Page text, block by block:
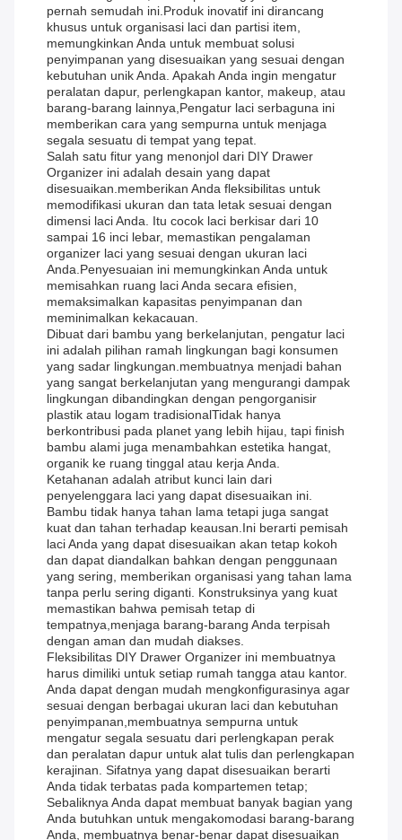
pernah semudah ini.Produk inovatif ini dirancang
khusus untuk organisasi laci dan partisi item,
memungkinkan Anda untuk membuat solusi
penyimpanan yang disesuaikan yang sesuai dengan
kebutuhan unik Anda. Apakah Anda ingin mengatur
peralatan dapur, perlengkapan kantor, makeup, atau
barang-barang lainnya,Pengatur laci serbaguna ini
memberikan cara yang sempurna untuk menjaga
segala sesuatu di tempat yang tepat.
Salah satu fitur yang menonjol dari DIY Drawer
Organizer ini adalah desain yang dapat
disesuaikan.memberikan Anda fleksibilitas untuk
memodifikasi ukuran dan tata letak sesuai dengan
dimensi laci Anda. Itu cocok laci berkisar dari 10
sampai 16 inci lebar, memastikan pengalaman
organizer laci yang sesuai dengan ukuran laci
Anda.Penyesuaian ini memungkinkan Anda untuk
memisahkan ruang laci Anda secara efisien,
memaksimalkan kapasitas penyimpanan dan
meminimalkan kekacauan.
Dibuat dari bambu yang berkelanjutan, pengatur laci
ini adalah pilihan ramah lingkungan bagi konsumen
yang sadar lingkungan.membuatnya menjadi bahan
yang sangat berkelanjutan yang mengurangi dampak
lingkungan dibandingkan dengan pengorganisir
plastik atau logam tradisionalTidak hanya
berkontribusi pada planet yang lebih hijau, tapi finish
bambu alami juga menambahkan estetika hangat,
organik ke ruang tinggal atau kerja Anda.
Ketahanan adalah atribut kunci lain dari
penyelenggara laci yang dapat disesuaikan ini.
Bambu tidak hanya tahan lama tetapi juga sangat
kuat dan tahan terhadap keausan.Ini berarti pemisah
laci Anda yang dapat disesuaikan akan tetap kokoh
dan dapat diandalkan bahkan dengan penggunaan
yang sering, memberikan organisasi yang tahan lama
tanpa perlu sering diganti. Konstruksinya yang kuat
memastikan bahwa pemisah tetap di
tempatnya,menjaga barang-barang Anda terpisah
dengan aman dan mudah diakses.
Fleksibilitas DIY Drawer Organizer ini membuatnya
harus dimiliki untuk setiap rumah tangga atau kantor.
Anda dapat dengan mudah mengkonfigurasinya agar
sesuai dengan berbagai ukuran laci dan kebutuhan
penyimpanan,membuatnya sempurna untuk
mengatur segala sesuatu dari perlengkapan perak
dan peralatan dapur untuk alat tulis dan perlengkapan
kerajinan. Sifatnya yang dapat disesuaikan berarti
Anda tidak terbatas pada kompartemen tetap;
Sebaliknya Anda dapat membuat banyak bagian yang
Anda butuhkan untuk mengakomodasi barang-barang
Anda, membuatnya benar-benar dapat disesuaikan